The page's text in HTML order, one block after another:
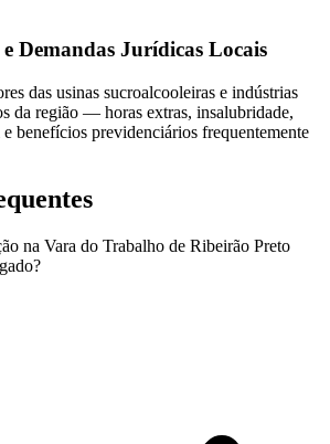
Demandas Jurídicas Locais
das usinas sucroalcooleiras e indústrias
da região — horas extras, insalubridade,
e benefícios previdenciários frequentemente
na Vara do Trabalho de Ribeirão Preto